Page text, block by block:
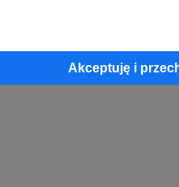
Akceptuję i